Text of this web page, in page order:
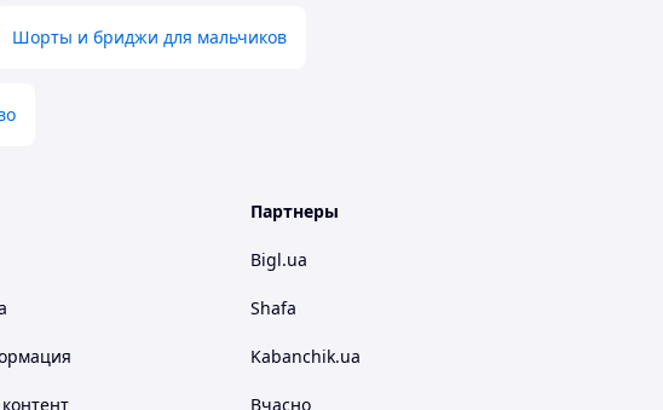
Шорты и бриджи для мальчиков
Партнеры
Bigl.ua
Shafa
Kabanchik.ua
Вчасно